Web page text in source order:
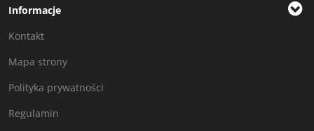
Informacje
Kontakt
Mapa strony
Polityka prywatności
Regulamin